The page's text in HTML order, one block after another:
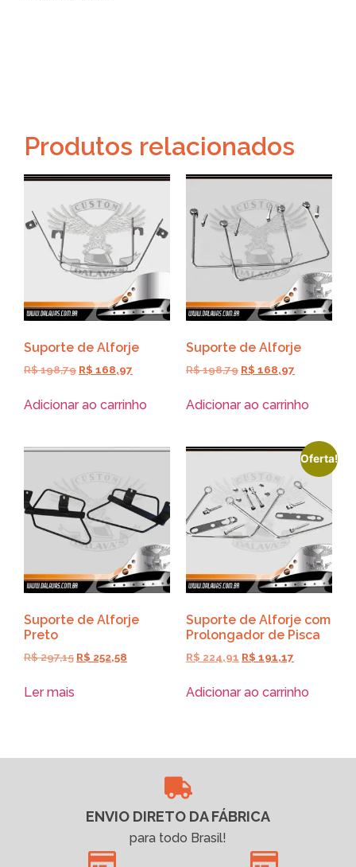
Produtos relacionados
Suporte de Alforje
R$198,79 R$ 168,97
Adicionar ao carrinho
Suporte de Alforje
R$198,79 R$ 168,97
Adicionar ao carrinho
Suporte de Alforje
Preto
R$297,15 R$ 252,58
Ler mais
Oferta!
Suporte de Alforje com
Prolongador de Pisca
R$ 224,91 R$ 191,17
Adicionar ao carrinho
ENVIO DIRETO DA FÁBRICA
para todo Brasil!